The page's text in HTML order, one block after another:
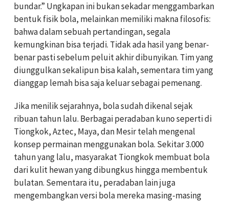
bundar.” Ungkapan ini bukan sekadar menggambarkan
bentuk fisik bola, melainkan memiliki makna filosofis:
bahwa dalam sebuah pertandingan, segala
kemungkinan bisa terjadi. Tidak ada hasil yang benar-
benar pasti sebelum peluit akhir dibunyikan. Tim yang
diunggulkan sekalipun bisa kalah, sementara tim yang
dianggap lemah bisa saja keluar sebagai pemenang.
Jika menilik sejarahnya, bola sudah dikenal sejak
ribuan tahun lalu. Berbagai peradaban kuno seperti di
Tiongkok,Aztec, Maya, danMesirtelah mengenal
konsep permainan menggunakan bola. Sekitar 3.000
tahun yang lalu, masyarakat Tiongkok membuat bola
dari kulit hewan yang dibungkus hingga membentuk
bulatan. Sementara itu, peradaban lain juga
mengembangkan versi bola mereka masing-masing